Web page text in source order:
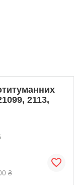
2113,
₴